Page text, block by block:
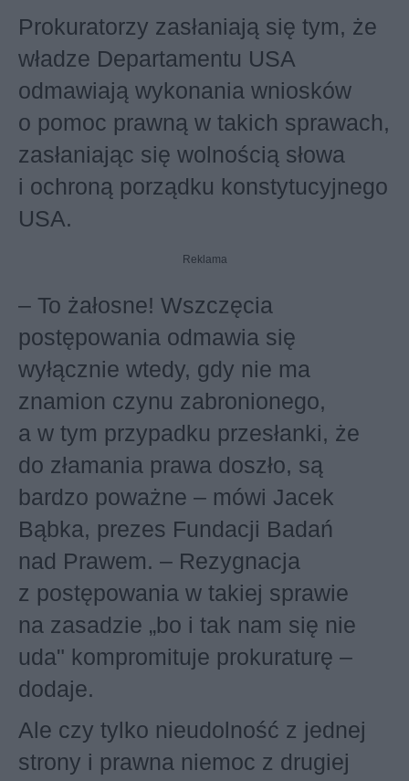
Prokuratorzy zasłaniają się tym, że
władze Departamentu USA
odmawiają wykonania wniosków
o pomoc prawną w takich sprawach,
zasłaniając się wolnością słowa
i ochroną porządku konstytucyjnego
USA.
Reklama
– To żałosne! Wszczęcia
postępowania odmawia się
wyłącznie wtedy, gdy nie ma
znamion czynu zabronionego,
a w tym przypadku przesłanki, że
do złamania prawa doszło, są
bardzo poważne – mówi Jacek
Bąbka, prezes Fundacji Badań
nad Prawem. – Rezygnacja
z postępowania w takiej sprawie
na zasadzie „bo i tak nam się nie
uda" kompromituje prokuraturę –
dodaje.
Ale czy tylko nieudolność z jednej
strony i prawna niemoc z drugiej